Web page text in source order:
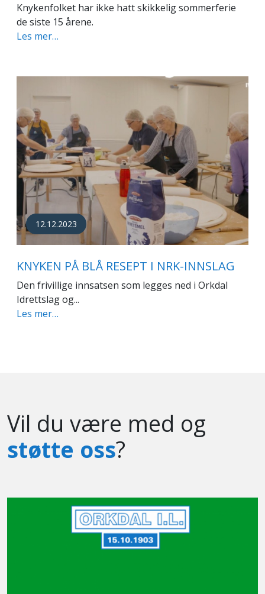
Knykenfolket har ikke hatt skikkelig sommerferie
de siste 15 årene.
Les mer…
12.12.2023
KNYKEN PÅ BLÅ RESEPT I NRK-INNSLAG
Den frivillige innsatsen som legges ned i Orkdal
Idrettslag og...
Les mer…
Vil du være med og
støtte oss?